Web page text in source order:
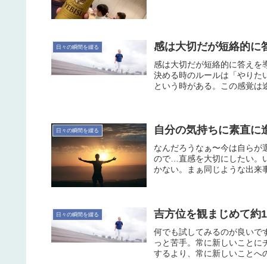
日々の瞬間を綴る 感は大切だが短絡的に
感は大切だが短絡的に答えを
決める時のルールは「やり
という時がある。この感覚
日々の瞬間を綴る 自分の気持ちに素直に
なんだろうなぁ〜今は自らが
ので…直感を大切にしたい。
かない。まぁ同じような出来
日々の瞬間を綴る 吉方位を観まじめて約
何でも試してみるのが良いで
っと苦手。常に新しいこと
するより、常に新しいことへ